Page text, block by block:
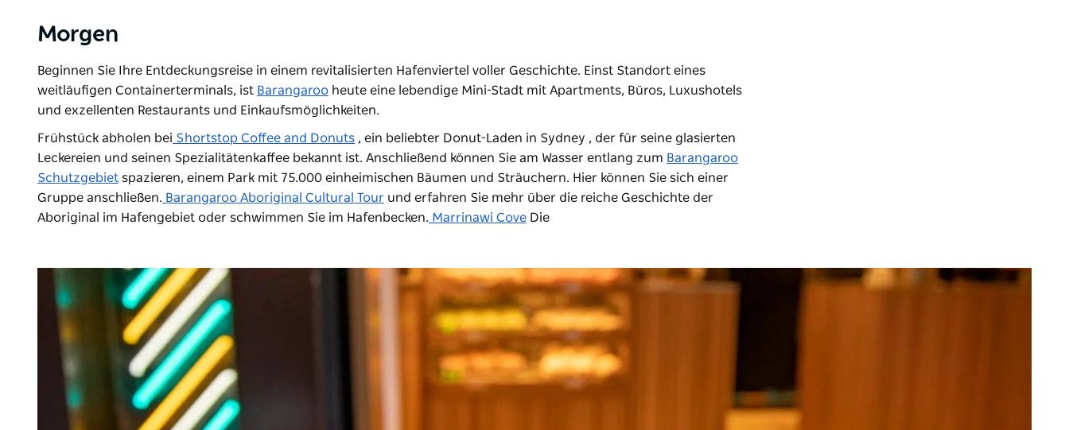
Morgen
Beginnen Sie Ihre Entdeckungsreise in einem revitalisierten Hafenviertel voller Geschichte. Einst Standort eines
weitläufigen Containerterminals, ist Barangaroo heute eine lebendige Mini-Stadt mit Apartments, Büros, Luxushotels
und exzellenten Restaurants und Einkaufsmöglichkeiten.
Frühstück abholen bei Shortstop Coffee and Donuts , ein beliebter Donut-Laden in Sydney , der für seine glasierten
Leckereien und seinen Spezialitätenkaffee bekannt ist. Anschließend können Sie am Wasser entlang zum Barangaroo
Schutzgebiet spazieren, einem Park mit 75.000 einheimischen Bäumen und Sträuchern. Hier können Sie sich einer
Gruppe anschließen. Barangaroo Aboriginal Cultural Tour und erfahren Sie mehr über die reiche Geschichte der
Aboriginal im Hafengebiet oder schwimmen Sie im Hafenbecken. Marrinawi Cove Die